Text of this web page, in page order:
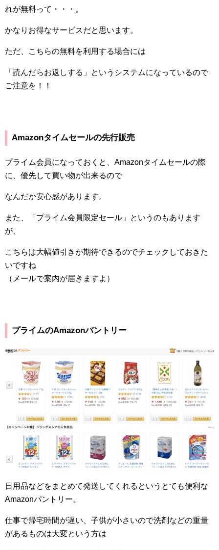
れが無料って・・・。
かなりお得なサービスだと思います。
ただ、こちらの無料を利用する場合には
「読んだらお返しする」というシステムになっているので
ご注意を！！
Amazonタイムセールの先行販売
プライム会員になっておくと、 Amazonタイムセールの際
に、優先して買い物が出来るので
なんだか安心感があります。
また、「プライム会員限定セール」というのもあります
が、
こちらは大幅値引きが期待できるのでチェックしておきた
いですね
（メールで案内が届きますよ）
プライムのAmazonパントリー
日用品などをまとめて発送してくれるというとても便利な
Amazonパントリー。
仕事で帰宅時間が遅い、子供が小さいので洗剤などの重量
があるものは大変という方は